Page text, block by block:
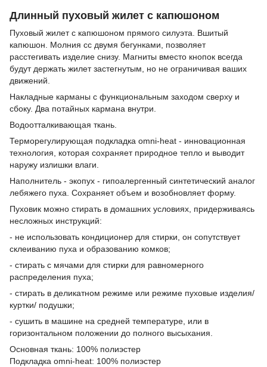
Длинный пуховый жилет с капюшоном
Пуховый жилет с капюшоном прямого силуэта. Вшитый
капюшон. Молния сс двумя бегунками, позволяет
расстегивать изделие снизу. Магниты вместо кнопок всегда
будут держать жилет застегнутым, но не ограничивая ваших
движений.
Накладные карманы с функциональным заходом сверху и
сбоку. Два потайных кармана внутри.
Водоотталкивающая ткань.
Терморегулирующая подкладка omni-heat - инновационная
технология, которая сохраняет природное тепло и выводит
наружу излишки влаги.
Наполнитель - экопух - гипоалергенный синтетический аналог
лебяжего пуха. Сохраняет объем и возобновляет форму.
Пуховик можно стирать в домашних условиях, придерживаясь
несложных инструкций:
- не использовать кондиционер для стирки, он сопутствует
склеиванию пуха и образованию комков;
- стирать с мячами для стирки для равномерного
распределения пуха;
- стирать в деликатном режиме или режиме пуховые изделия/
куртки/ подушки;
- сушить в машине на средней температуре, или в
горизонтальном положении до полного высыхания.
Основная ткань: 100% полиэстер
Подкладка omni-heat: 100% полиэстер